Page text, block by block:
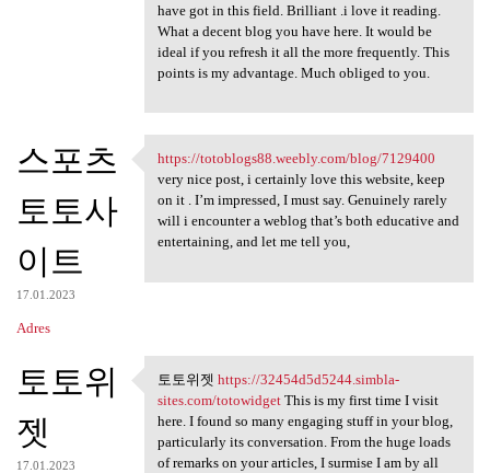
have got in this field. Brilliant .i love it reading.
What a decent blog you have here. It would be
ideal if you refresh it all the more frequently. This
points is my advantage. Much obliged to you.
스포츠
토토사
이트
17.01.2023
Adres
https://totoblogs88.weebly
https://totoblogs88.weebly.com/blog/7129400
very nice post, i certainly love this website, keep
on it . I’m impressed, I must say. Genuinely rarely
will i encounter a weblog that’s both educative and
entertaining, and let me tell you,
토토위
젯
17.01.2023
토토위젯 https://32454d5d5244
토토위젯 https://32454d5d5244.simbla-
sites.com/totowidgetThis is my first time I visit
here. I found so many engaging stuff in your blog,
particularly its conversation. From the huge loads
of remarks on your articles, I surmise I am by all